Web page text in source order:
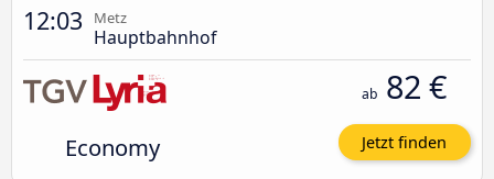
12:03 Metz
Hauptbahnhof
Economy
ab 82 €
Jetzt finden